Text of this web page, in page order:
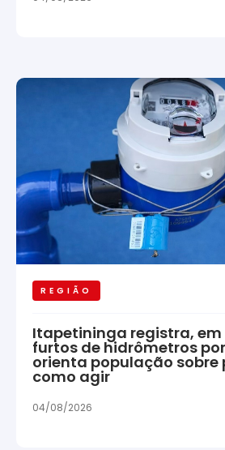
REGIÃO
Itapetininga registra,
furtos de hidrômetros
orienta população sobre
como agir
04/08/2026